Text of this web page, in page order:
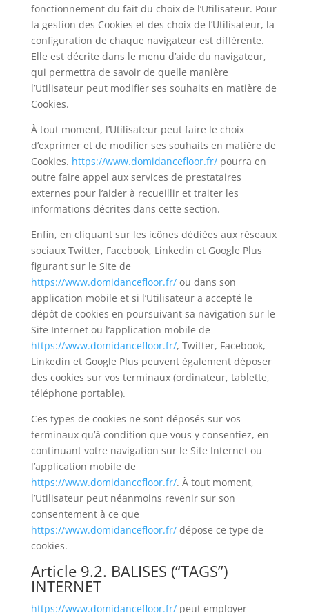
fonctionnement du fait du choix de l’Utilisateur. Pour
la gestion des Cookies et des choix de l’Utilisateur, la
configuration de chaque navigateur est différente.
Elle est décrite dans le menu d’aide du navigateur,
qui permettra de savoir de quelle manière
l’Utilisateur peut modifier ses souhaits en matière de
Cookies.
À tout moment, l’Utilisateur peut faire le choix
d’exprimer et de modifier ses souhaits en matière de
Cookies. https://www.domidancefloor.fr/pourra en
outre faire appel aux services de prestataires
externes pour l’aider à recueillir et traiter les
informations décrites dans cette section.
Enfin, en cliquant sur les icônes dédiées aux réseaux
sociaux Twitter, Facebook, Linkedin et Google Plus
figurant sur le Site de
https://www.domidancefloor.fr/ou dans son
application mobile et si l’Utilisateur a accepté le
dépôt de cookies en poursuivant sa navigation sur le
Site Internet ou l’application mobile de
https://www.domidancefloor.fr/, Twitter, Facebook,
Linkedin et Google Plus peuvent également déposer
des cookies sur vos terminaux (ordinateur, tablette,
téléphone portable).
Ces types de cookies ne sont déposés sur vos
terminaux qu’à condition que vous y consentiez, en
continuant votre navigation sur le Site Internet ou
l’application mobile de
https://www.domidancefloor.fr/. À tout moment,
l’Utilisateur peut néanmoins revenir sur son
consentement à ce que
https://www.domidancefloor.fr/dépose ce type de
cookies.
Article 9.2. BALISES (“TAGS”)
INTERNET
https://www.domidancefloor.fr/peut employer